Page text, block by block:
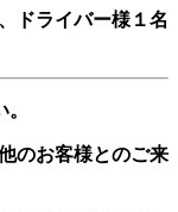
ドライバー様１名
のお客様とのご来